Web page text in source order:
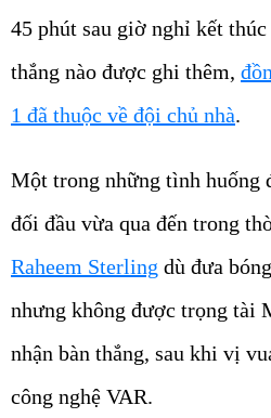
45 phút sau giờ nghỉ kết
thắng nào được ghi thêm,
1 đã thuộc về đội chủ nhà.
Một trong những tình huống
đối đầu vừa qua đến trong
Raheem Sterling dù đưa
nhưng không được trọng tài
nhận bàn thắng, sau khi vị
công nghệ VAR.